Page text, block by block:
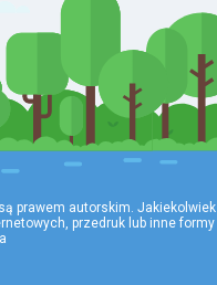
prawem autorskim. Jakiekolwiek
przedruk lub inne formy